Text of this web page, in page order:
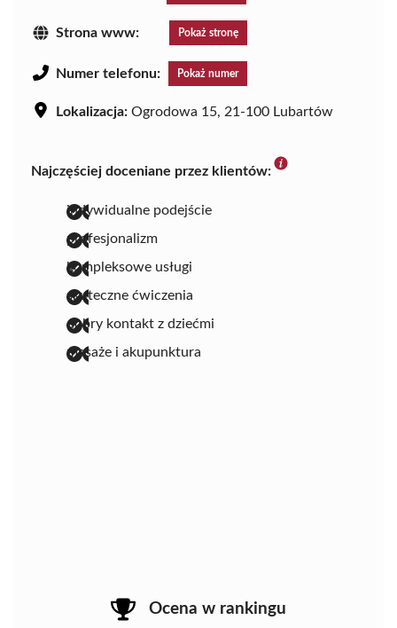
Strona www: Pokaż stronę
Numer telefonu: Pokaż numer
Lokalizacja: Ogrodowa 15, 21-100 Lubartów
Najczęściej doceniane przez klientów:
indywidualne podejście
profesjonalizm
kompleksowe usługi
skuteczne ćwiczenia
dobry kontakt z dziećmi
masaże i akupunktura
Ocena w rankingu